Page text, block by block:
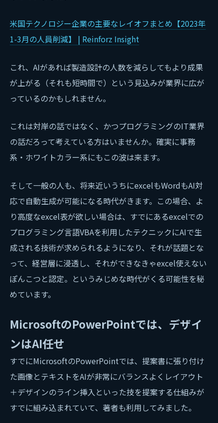
米国テクノロジー企業の主要なレイオフまとめ【2023年
1-3月の人員削減】 | Reinforz Insight
これ、AIがあれば製造設計の人数を減らしてもより成果
が上がる（それも短時間で）という見込みが業界に広が
っているのかもしれません。
これは対岸の話ではなく、かつプログラミングのIT業界
の話だろって考えている方はいませんか。確実に事務
系・ホワイトカラー系にもこの波は来ます。
そして一般の人も、将来近いうちにexcelもWordもAI対
応で自動生成が可能になる時代がきます。この場合、よ
り高度なexcel表が欲しい場合は、すでにあるexcelでの
プログラミング言語VBAを利用したテクニックにAIで生
成される技術が求められるようになり、それが話題とな
って、経営層に浸透し、それができなきゃexcel使えない
ぽんこつと認定。というみじめな時代がくる可能性を秘
めています。
MicrosoftのPowerPointでは、デザイ
ンはAI任せ
すでにMicrosoftのPowerPointでは、提案書に張り付け
た画像とテキストをAIが非常にバランスよくレイアウト
＋デザインのライン挿入といった技を提案する仕組みが
すでに組み込まれていて、著者も利用してみました。